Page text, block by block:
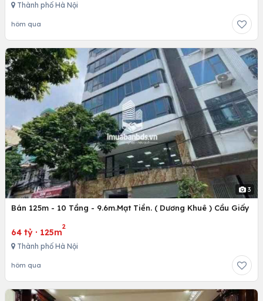
Thành phố Hà Nội
hôm qua
3
Bán 125m - 10 Tầng - 9.6m.Mạt Tiền. ( Dương Khuê ) Cầu Giấy
64 tỷ · 125m
2
Thành phố Hà Nội
hôm qua